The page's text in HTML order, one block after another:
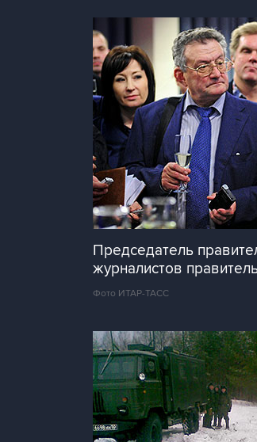
Председатель
журналистов
Фото ИТАР-ТАСС